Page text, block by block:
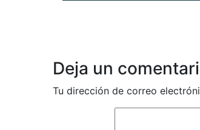
Deja un
Tu dirección de correo